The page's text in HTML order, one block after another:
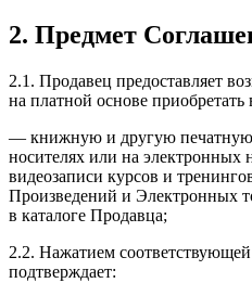
2. Предмет
2.1. Продавец предоставляет
на платной основе приобретать
— книжную и другую
носителях или на электронных
видеозаписи курсов и
Произведений и Электронных
в каталоге Продавца;
2.2. Нажатием
подтверждает: